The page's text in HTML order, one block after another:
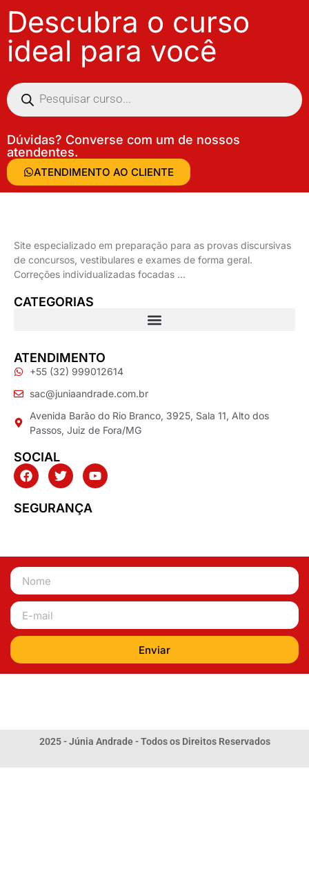
Descubra o curso
ideal para você
Dúvidas? Converse com um de nossos
atendentes.
ATENDIMENTO AO CLIENTE
Site especializado em preparação para as provas discursivas
de concursos, vestibulares e exames de forma geral.
Correções individualizadas focadas …
CATEGORIAS
ATENDIMENTO
+55 (32) 999012614
sac@juniaandrade.com.br
Avenida Barão do Rio Branco, 3925, Sala 11, Alto dos
Passos, Juiz de Fora/MG
SOCIAL
SEGURANÇA
Enviar
2025 - Júnia Andrade - Todos os Direitos Reservados